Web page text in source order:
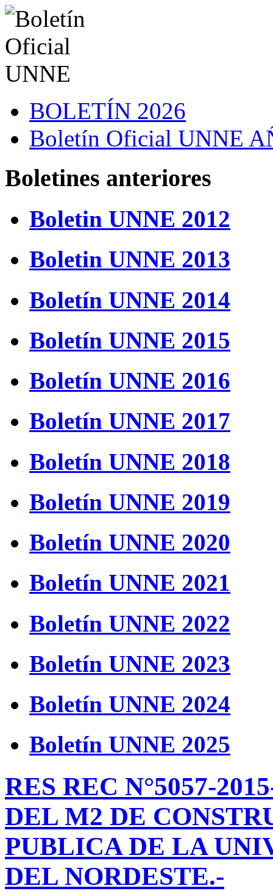
BOLETÍN 2026
Boletín Oficial UNNE
Boletines anteriores
Boletin UNNE 2012
Boletin UNNE 2013
Boletín UNNE 2014
Boletín UNNE 2015
Boletín UNNE 2016
Boletín UNNE 2017
Boletín UNNE 2018
Boletín UNNE 2019
Boletín UNNE 2020
Boletín UNNE 2021
Boletín UNNE 2022
Boletín UNNE 2023
Boletín UNNE 2024
Boletín UNNE 2025
RES REC N°5057-
DEL M2 DE
PUBLICA DE LA
DEL NORDESTE.-